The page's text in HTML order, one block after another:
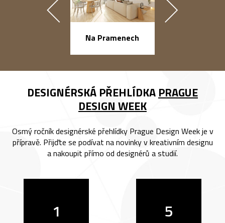
Na Pramenech
DESIGNÉRSKÁ PŘEHLÍDKA PRAGUE
DESIGN WEEK
Osmý ročník designérské přehlídky Prague Design Week je v
přípravě. Přijďte se podívat na novinky v kreativním designu
a nakoupit přímo od designérů a studií.
1 5